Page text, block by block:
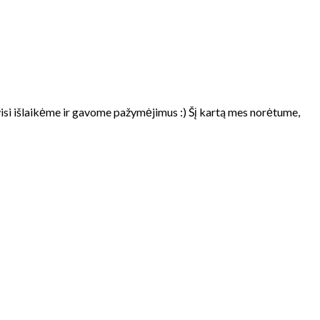
išlaikėme ir gavome pažymėjimus :) Šį kartą mes norėtume,